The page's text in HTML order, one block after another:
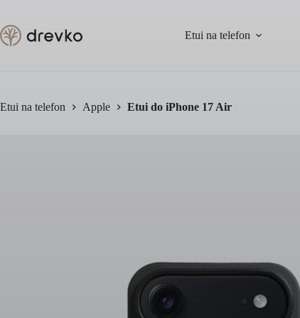
treści
Etui na telefon
Etui na telefon Apple Etui do iPhone 17 Air